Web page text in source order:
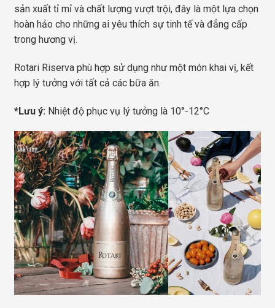
sản xuất tỉ mỉ và chất lượng vượt trội, đây là một lựa chọn
hoàn hảo cho những ai yêu thích sự tinh tế và đẳng cấp
trong hương vị.
Rotari Riserva phù hợp sử dụng như một món khai vị, kết
hợp lý tưởng với tất cả các bữa ăn.
*Lưu ý: Nhiệt độ phục vụ lý tưởng là 10°-12°C